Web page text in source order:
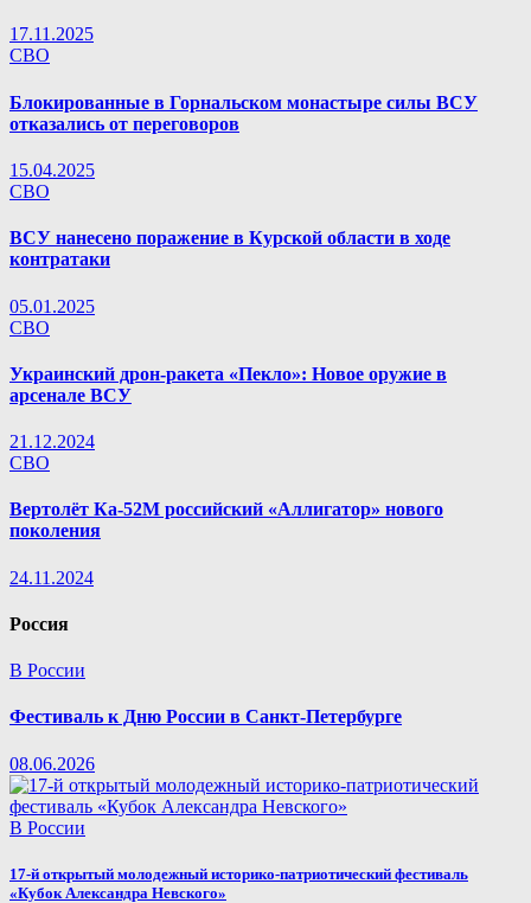
17.11.2025
СВО
Блокированные в Горнальском монастыре силы ВСУ
отказались от переговоров
15.04.2025
СВО
ВСУ нанесено поражение в Курской области в ходе
контратаки
05.01.2025
СВО
Украинский дрон-ракета «Пекло»: Новое оружие в
арсенале ВСУ
21.12.2024
СВО
Вертолёт Ка-52М российский «Аллигатор» нового
поколения
24.11.2024
Россия
В России
Фестиваль к Дню России в Санкт-Петербурге
08.06.2026
В России
17-й открытый молодежный историко-патриотический фестиваль
«Кубок Александра Невского»